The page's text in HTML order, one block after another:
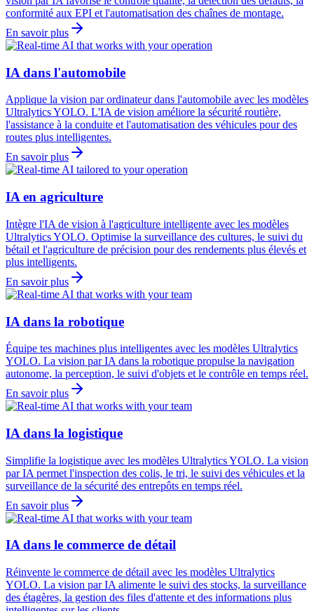
conformité aux EPI et l'automatisation des chaînes de montage.
En savoir plus
IA dans l'automobile
Applique la vision par ordinateur dans l'automobile avec les modèles
Ultralytics YOLO. L'IA de vision améliore la sécurité routière,
l'assistance à la conduite et l'automatisation des véhicules pour des
routes plus intelligentes.
En savoir plus
IA en agriculture
Intègre l'IA de vision à l'agriculture intelligente avec les modèles
Ultralytics YOLO. Optimise la surveillance des cultures, le suivi du
bétail et l'agriculture de précision pour des rendements plus élevés et
plus intelligents.
En savoir plus
IA dans la robotique
Équipe tes machines plus intelligentes avec les modèles Ultralytics
YOLO. La vision par IA dans la robotique propulse la navigation
autonome, la perception, le suivi d'objets et le contrôle en temps réel.
En savoir plus
IA dans la logistique
Simplifie la logistique avec les modèles Ultralytics YOLO. La vision
par IA permet l'inspection des colis, le tri, le suivi des véhicules et la
surveillance de la sécurité des entrepôts en temps réel.
En savoir plus
IA dans le commerce de détail
Réinvente le commerce de détail avec les modèles Ultralytics
YOLO. La vision par IA alimente le suivi des stocks, la surveillance
des étagères, la gestion des files d'attente et des informations plus